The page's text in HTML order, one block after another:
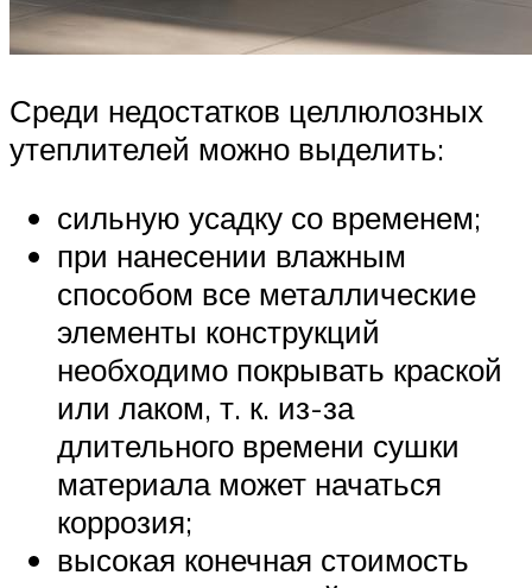
Среди недостатков целлюлозных
утеплителей можно выделить:
сильную усадку со временем;
при нанесении влажным
способом все металлические
элементы конструкций
необходимо покрывать краской
или лаком, т. к. из-за
длительного времени сушки
материала может начаться
коррозия;
высокая конечная стоимость